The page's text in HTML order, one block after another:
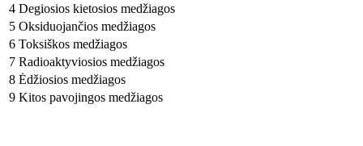
4 Degiosios kietosios medžiagos
5 Oksiduojančios medžiagos
6 Toksiškos medžiagos
7 Radioaktyviosios medžiagos
8 Ėdžiosios medžiagos
9 Kitos pavojingos medžiagos